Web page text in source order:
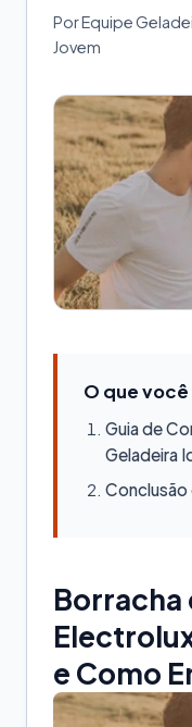
Por Equipe
Jovem
O que
Guia de
Geladeira
Conclusão
Borracha
e Como